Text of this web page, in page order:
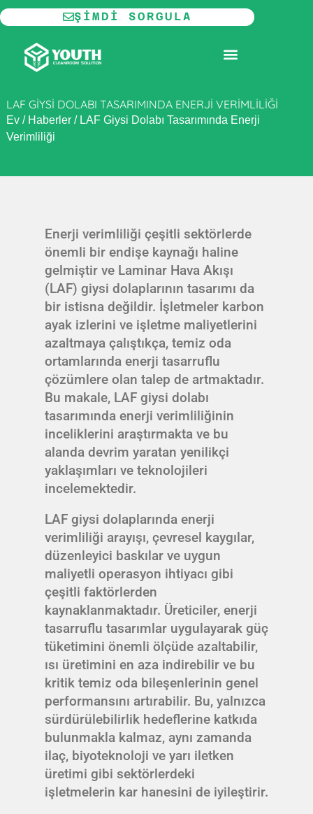
İçeriğe
atla
ŞIMDI SORGULA
LAF GIYSI DOLABI TASARIMINDA ENERJI VERIMLILIĞI
Ev/ Haberler/ LAF Giysi Dolabı Tasarımında Enerji
Verimliliği
Enerji verimliliği çeşitli sektörlerde
önemli bir endişe kaynağı haline
gelmiştir ve Laminar Hava Akışı
(LAF) giysi dolaplarının tasarımı da
bir istisna değildir. İşletmeler karbon
ayak izlerini ve işletme maliyetlerini
azaltmaya çalıştıkça, temiz oda
ortamlarında enerji tasarruflu
çözümlere olan talep de artmaktadır.
Bu makale, LAF giysi dolabı
tasarımında enerji verimliliğinin
inceliklerini araştırmakta ve bu
alanda devrim yaratan yenilikçi
yaklaşımları ve teknolojileri
incelemektedir.
LAF giysi dolaplarında enerji
verimliliği arayışı, çevresel kaygılar,
düzenleyici baskılar ve uygun
maliyetli operasyon ihtiyacı gibi
çeşitli faktörlerden
kaynaklanmaktadır. Üreticiler, enerji
tasarruflu tasarımlar uygulayarak güç
tüketimini önemli ölçüde azaltabilir,
ısı üretimini en aza indirebilir ve bu
kritik temiz oda bileşenlerinin genel
performansını artırabilir. Bu, yalnızca
sürdürülebilirlik hedeflerine katkıda
bulunmakla kalmaz, aynı zamanda
ilaç, biyoteknoloji ve yarı iletken
üretimi gibi sektörlerdeki
işletmelerin kar hanesini de iyileştirir.